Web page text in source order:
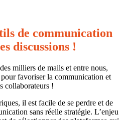
de communication
discussions !
milliers de mails et entre nous,
favoriser la communication et
collaborateurs !
il est facile de se perdre et de
sans réelle stratégie. L’enjeu